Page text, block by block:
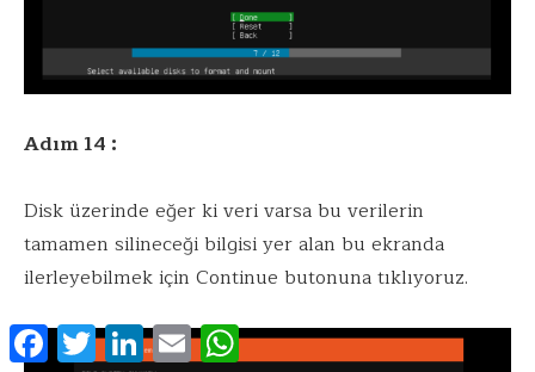
Adım 14 :
Disk üzerinde eğer ki veri varsa bu verilerin
tamamen silineceği bilgisi yer alan bu ekranda
ilerleyebilmek için Continue butonuna tıklıyoruz.
FacebookTwitterLinkedInEmailWhatsApp